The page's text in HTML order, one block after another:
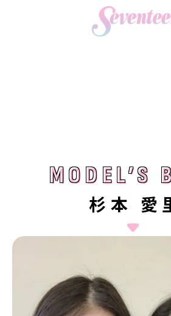
着回し
ビューティニュース
トレンドメイク
ヘアアレンジ・ヘアケア
SCHOOL
スクールニュース
ENTERTAINMENT
なにわ男子
モデルの購入品
おでかけ
JKトレンドニュース
MODELS
MODEL'S BLOG
MODEL’S
MODEL’S
杉本 愛